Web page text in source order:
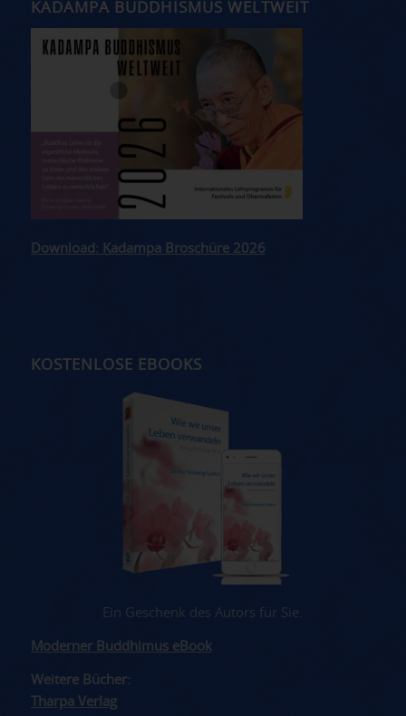
KADAMPA BUDDHISMUS WELTWEIT
Download: Kadampa Broschüre 2026
KOSTENLOSE EBOOKS
Ein Geschenk des Autors für Sie.
Moderner Buddhimus eBook
Weitere Bücher:
Tharpa Verlag